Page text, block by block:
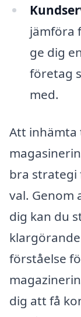
jämföra
ge dig
företag
med.
Att
bra strategi
val.
dig kan du
förståelse
dig att få